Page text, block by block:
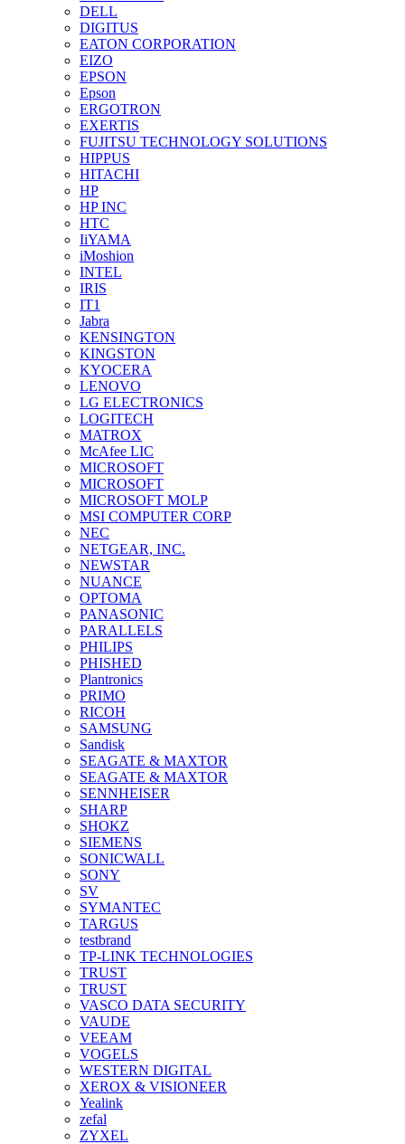
DELL
DIGITUS
EATON CORPORATION
EIZO
EPSON
Epson
ERGOTRON
EXERTIS
FUJITSU TECHNOLOGY SOLUTIONS
HIPPUS
HITACHI
HP
HP INC
HTC
IiYAMA
iMoshion
INTEL
IRIS
IT1
Jabra
KENSINGTON
KINGSTON
KYOCERA
LENOVO
LG ELECTRONICS
LOGITECH
MATROX
McAfee LIC
MICROSOFT
MICROSOFT
MICROSOFT MOLP
MSI COMPUTER CORP
NEC
NETGEAR, INC.
NEWSTAR
NUANCE
OPTOMA
PANASONIC
PARALLELS
PHILIPS
PHISHED
Plantronics
PRIMO
RICOH
SAMSUNG
Sandisk
SEAGATE & MAXTOR
SEAGATE & MAXTOR
SENNHEISER
SHARP
SHOKZ
SIEMENS
SONICWALL
SONY
SV
SYMANTEC
TARGUS
testbrand
TP-LINK TECHNOLOGIES
TRUST
TRUST
VASCO DATA SECURITY
VAUDE
VEEAM
VOGELS
WESTERN DIGITAL
XEROX & VISIONEER
Yealink
zefal
ZYXEL